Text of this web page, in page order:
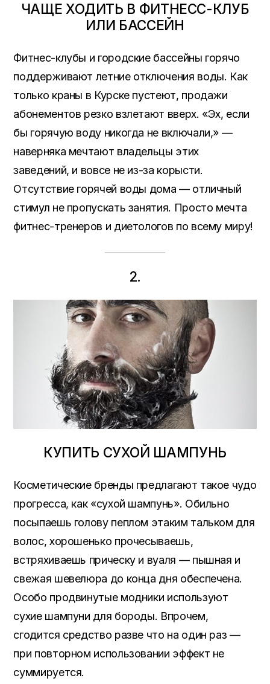
ЧАЩЕ ХОДИТЬ В ФИТНЕСС-КЛУБ
ИЛИ БАССЕЙН
Фитнес-клубы и городские бассейны горячо
поддерживают летние отключения воды. Как
только краны в Курске пустеют, продажи
абонементов резко взлетают вверх. «Эх, если
бы горячую воду никогда не включали,» —
наверняка мечтают владельцы этих
заведений, и вовсе не из-за корысти.
Отсутствие горячей воды дома — отличный
стимул не пропускать занятия. Просто мечта
фитнес-тренеров и диетологов по всему миру!
2.
КУПИТЬ СУХОЙ ШАМПУНЬ
Косметические бренды предлагают такое чудо
прогресса, как «сухой шампунь». Обильно
посыпаешь голову пеплом этаким тальком для
волос, хорошенько прочесываешь,
встряхиваешь прическу и вуаля — пышная и
свежая шевелюра до конца дня обеспечена.
Особо продвинутые модники используют
сухие шампуни для бороды. Впрочем,
сгодится средство разве что на один раз —
при повторном использовании эффект не
суммируется.